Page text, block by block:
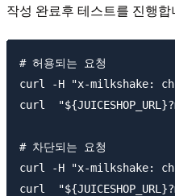
작성 완료후 테스트를 진행합
# 허용되는 요청
curl -H "x-milkshake:
curl
# 차단되는 요청
curl -H "x-milkshake: